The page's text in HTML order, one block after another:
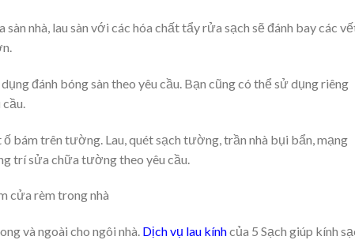
nhà, lau sàn với các hóa chất tẩy rửa sạch sẽ đánh bay các
đánh bóng sàn theo yêu cầu. Bạn cũng có thể sử dụng riêng
cầu.
ố bám trên tường. Lau, quét sạch tường, trần nhà bụi bẩn, mạng
trí sửa chữa tường theo yêu cầu.
cửa rèm trong nhà
và ngoài cho ngôi nhà. Dịch vụ lau kínhcủa 5 Sạch giúp kính